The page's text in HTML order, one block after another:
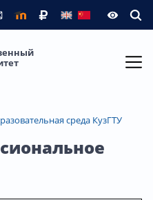
среда КузГТУ